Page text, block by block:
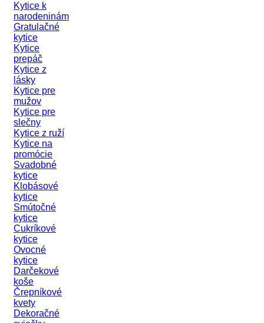
Kytice k
narodeninám
Gratulačné
kytice
Kytice
prepáč
Kytice z
lásky
Kytice pre
mužov
Kytice pre
slečny
Kytice z ruží
Kytice na
promócie
Svadobné
kytice
Klobásové
kytice
Smútočné
kytice
Cukríkové
kytice
Ovocné
kytice
Darčekové
koše
Črepníkové
kvety
Dekoračné